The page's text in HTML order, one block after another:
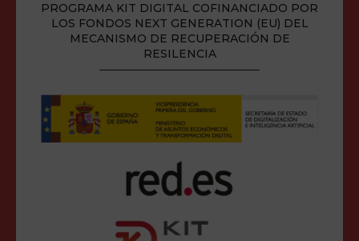
PROGRAMA KIT DIGITAL COFINANCIADO POR
LOS FONDOS NEXT GENERATION (EU) DEL
MECANISMO DE RECUPERACIÓN DE
RESILENCIA